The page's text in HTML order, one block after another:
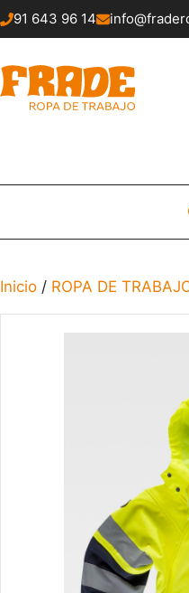
91 643 96 14
Inicio / ROPA DE